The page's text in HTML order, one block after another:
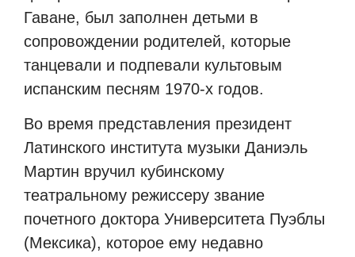
Гаване, был заполнен детьми в
сопровождении родителей, которые
танцевали и подпевали культовым
испанским песням 1970-х годов.
Во время представления президент
Латинского института музыки Даниэль
Мартин вручил кубинскому
театральному режиссеру звание
почетного доктора Университета Пуэблы
(Мексика), которое ему недавно